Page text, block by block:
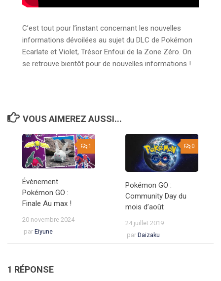
C’est tout pour l’instant concernant les nouvelles
informations dévoilées au sujet du DLC de Pokémon
Ecarlate et Violet, Trésor Enfoui de la Zone Zéro. On
se retrouve bientôt pour de nouvelles informations !
VOUS AIMEREZ AUSSI...
1
Évènement
Pokémon GO :
Finale Au max !
20 novembre 2024
par Eiyune
0
Pokémon GO :
Community Day du
mois d’août
24 juillet 2019
par Daizaku
1 RÉPONSE